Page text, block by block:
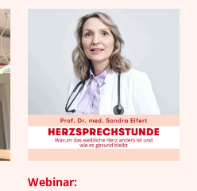
"Herzsprechstunde"
Sandra
Eifert
Webinar: